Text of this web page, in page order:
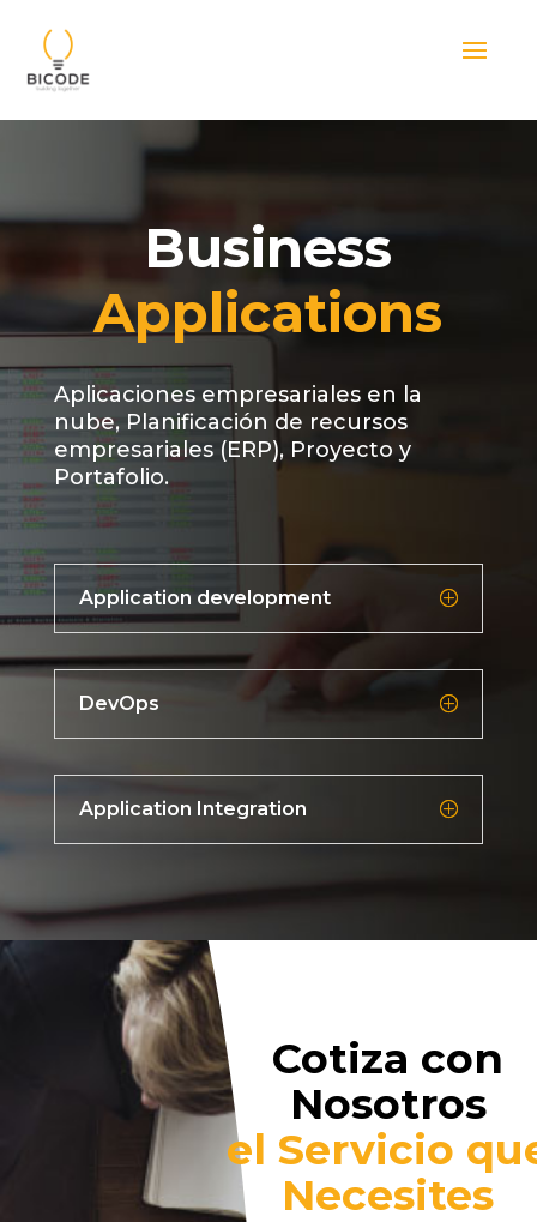
Business
Applications
Aplicaciones empresariales en la
nube, Planificación de recursos
empresariales (ERP), Proyecto y
Portafolio.
Application development
DevOps
Application Integration
Cotiza con
Nosotros
el Servicio
Necesites